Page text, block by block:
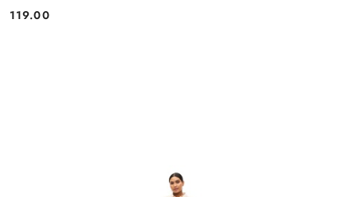
Cena:
119.00